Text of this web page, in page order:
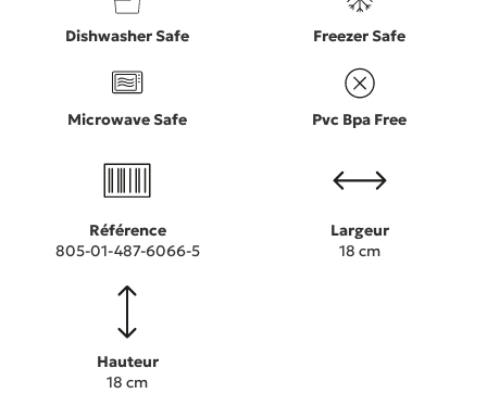
Dishwasher Safe Freezer Safe
Microwave Safe Pvc Bpa Free
Référence
805-01-487-6066-5
Largeur
18 cm
Hauteur
18 cm